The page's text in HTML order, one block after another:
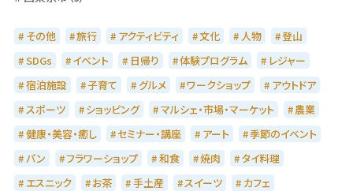
その他 旅行 アクティビティ 文化 人物
登山
SDGs
イベント 日帰り 体験プログラム
レジャー
宿泊施設
子育て グルメ ワークショップ
アウトドア
スポーツ
ショッピング マルシェ・市場・マーケット
農業
健康・美容・癒し
セミナー・講座 アート
季節のイベント
パン
フラワーショップ 和食 焼肉
タイ料理
エスニック
お茶 手土産 スイーツ
カフェ